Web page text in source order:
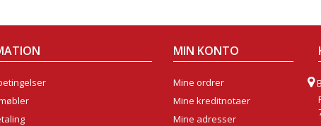
MIN KONTO
Mine ordrer
Mine kreditnotaer
Mine adresser